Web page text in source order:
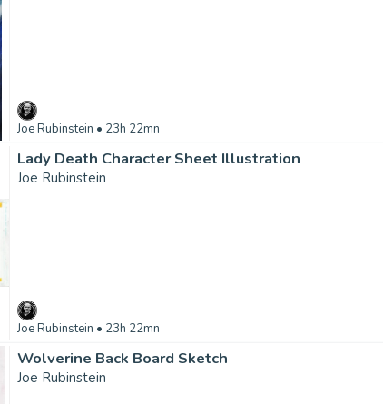
Joe Rubinstein • 23h 22mn
Lady Death Character Sheet Illustration
Joe Rubinstein
Joe Rubinstein • 23h 22mn
Wolverine Back Board Sketch
Joe Rubinstein